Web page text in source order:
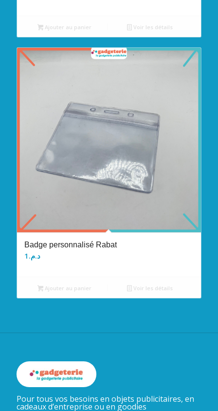
Ajouter au panier Voir les détails
Badge personnalisé Rabat
د.م. 1
Ajouter au panier Voir les détails
Pour tous vos besoins en objets publicitaires, en
cadeaux d’entreprise ou en goodies